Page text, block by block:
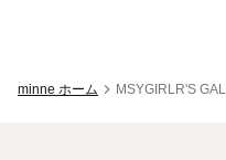
minne ホーム MSYGIRLR'S